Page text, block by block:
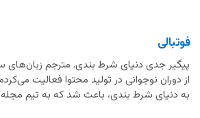
فوتبالی
پیگیر جدی دنیای شرط بندی. مترجم زبان‌های
از دوران نوجوانی در تولید محتوا فعالیت
به دنیای شرط بندی، باعث شد که به تیم